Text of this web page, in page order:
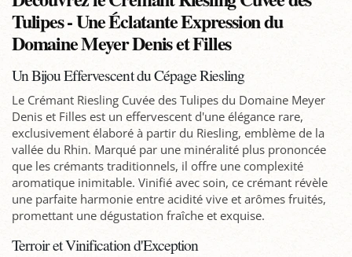
Tulipes - Une Éclatante Expression du
Domaine Meyer Denis et Filles
Un Bijou Effervescent du Cépage Riesling
Le Crémant Riesling Cuvée des Tulipes du Domaine Meyer
Denis et Filles est un effervescent d'une élégance rare,
exclusivement élaboré à partir du Riesling, emblème de la
vallée du Rhin. Marqué par une minéralité plus prononcée
que les crémants traditionnels, il offre une complexité
aromatique inimitable. Vinifié avec soin, ce crémant révèle
une parfaite harmonie entre acidité vive et arômes fruités,
promettant une dégustation fraîche et exquise.
Terroir et Vinification d'Exception